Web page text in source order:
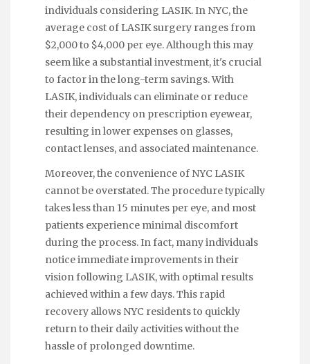
individuals considering LASIK. In NYC, the
average cost of LASIK surgery ranges from
$2,000 to $4,000 per eye. Although this may
seem like a substantial investment, it's crucial
to factor in the long-term savings. With
LASIK, individuals can eliminate or reduce
their dependency on prescription eyewear,
resulting in lower expenses on glasses,
contact lenses, and associated maintenance.
Moreover, the convenience of NYC LASIK
cannot be overstated. The procedure typically
takes less than 15 minutes per eye, and most
patients experience minimal discomfort
during the process. In fact, many individuals
notice immediate improvements in their
vision following LASIK, with optimal results
achieved within a few days. This rapid
recovery allows NYC residents to quickly
return to their daily activities without the
hassle of prolonged downtime.